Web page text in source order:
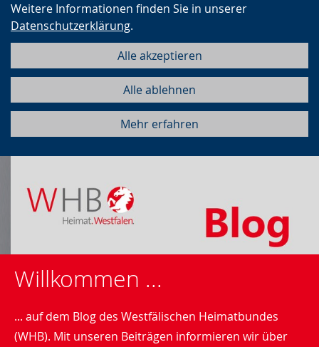
Weitere Informationen finden Sie in unserer
Datenschutzerklärung.
Alle akzeptieren
Alle ablehnen
Mehr erfahren
Willkommen ...
... auf dem Blog des Westfälischen Heimatbundes
(WHB). Mit unseren Beiträgen informieren wir über